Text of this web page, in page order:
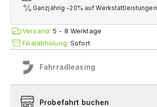
Ganzjährig -20% auf Werkstattleistungen
Versand: 5 - 8 Werktage
Filialabholung:Sofort
Fahrradleasing
Probefahrt buchen